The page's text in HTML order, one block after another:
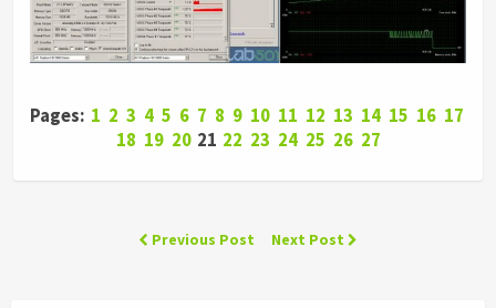
Pages: 1 2 3 4 5 6 7 8 9 10 11 12 13 14 15 16 17
18 19 20 21 22 23 24 25 26 27
Previous Post Next Post